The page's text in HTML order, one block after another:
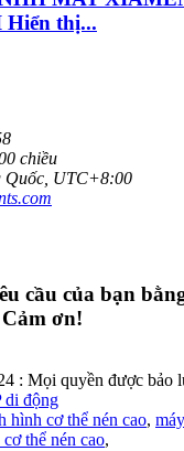
thị...
chiều
Quốc, UTC+8:00
cầu của bạn
ơn!
: Mọi quyền được bảo
di động
hình cơ thể nén cao,
thể nén cao,